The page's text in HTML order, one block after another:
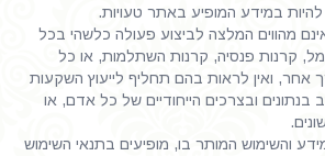
במידע המופיע באתר טעויות.
מהווים המלצה לביצוע פעולה כלשהי בכל
קרנות פנסיה, קרנות השתלמות, או כל
אחר, ואין לראות בהם תחליף לייעוץ השקעות
בנתונים ובצרכים הייחודיים של כל אדם, או
והשימוש המותר בו, מופיעים בתנאי השימוש